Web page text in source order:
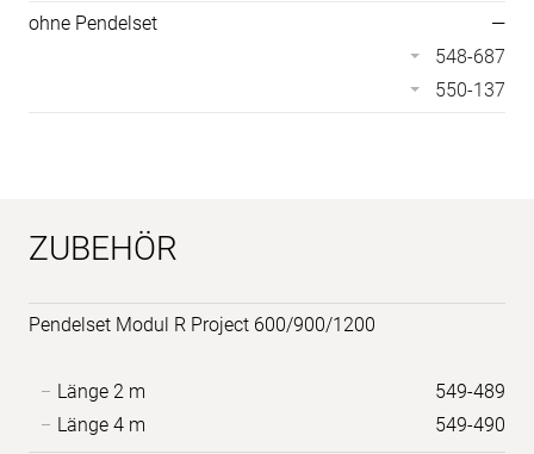
ohne Pendelset
—
548-687
550-137
ZUBEHÖR
Pendelset Modul R Project 600/900/1200
Länge 2 m
549-489
Länge 4 m
549-490